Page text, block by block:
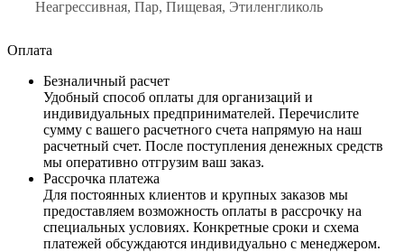
Неагрессивная, Пар, Пищевая, Этиленгликоль
Оплата
Безналичный расчет
Удобный способ оплаты для организаций и
индивидуальных предпринимателей. Перечислите
сумму с вашего расчетного счета напрямую на наш
расчетный счет. После поступления денежных средств
мы оперативно отгрузим ваш заказ.
Рассрочка платежа
Для постоянных клиентов и крупных заказов мы
предоставляем возможность оплаты в рассрочку на
специальных условиях. Конкретные сроки и схема
платежей обсуждаются индивидуально с менеджером.